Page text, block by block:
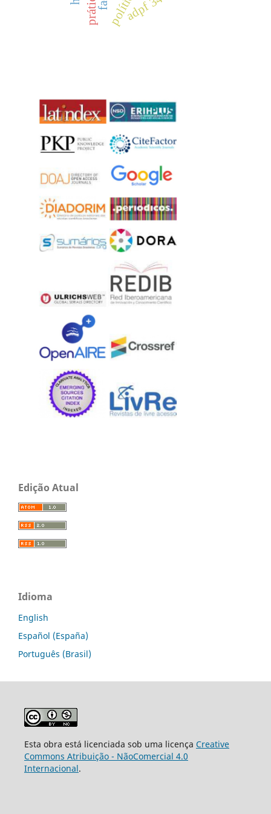
Edição Atual
Idioma
English
Español (España)
Português (Brasil)
Esta obra está licenciada sob uma licença Creative
Commons Atribuição - NãoComercial 4.0
Internacional.